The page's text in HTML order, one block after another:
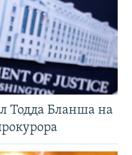
Тодда Бланша на